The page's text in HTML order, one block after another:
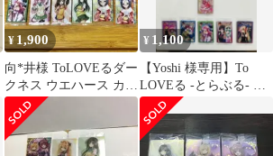
¥ 1,900
向*井様 ToLOVEるダー
クネス ウエハース カー
ド N R SR 【全12枚
¥ 1,100
【Yoshi 様専用】To
LOVEる -とらぶる- ダ
ークネスカード3枚セッ
ト